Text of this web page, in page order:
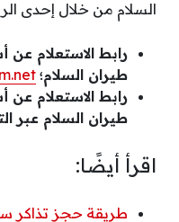
السلام من خلال إحدى
رابط الاستعلام
طيران السلام؛
رابط الاستعلام
طيران السلام عبر
اقرأ أيضًا:
طريقة حجز تذاكر